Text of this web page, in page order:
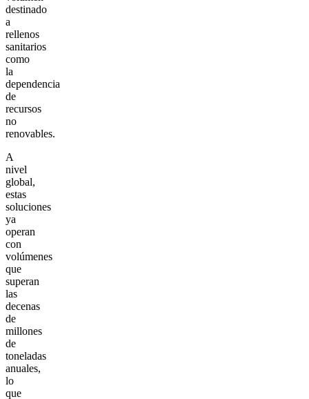
destinado
a
rellenos
sanitarios
como
la
dependencia
de
recursos
no
renovables.
A
nivel
global,
estas
soluciones
ya
operan
con
volúmenes
que
superan
las
decenas
de
millones
de
toneladas
anuales,
lo
que